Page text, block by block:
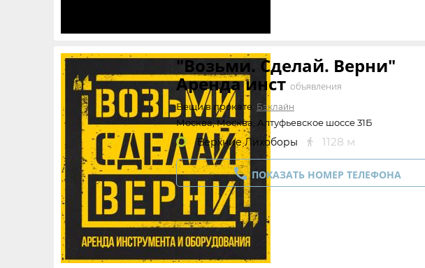
"Возьми. Сделай. Верни"
Аренда инст объявления
Вещи в прокате: Бэклайн
Москва, Москва, Алтуфьевское шоссе 31Б
Верхние Лихоборы  1128 м
 ПОКАЗАТЬ НОМЕР ТЕЛЕФОНА